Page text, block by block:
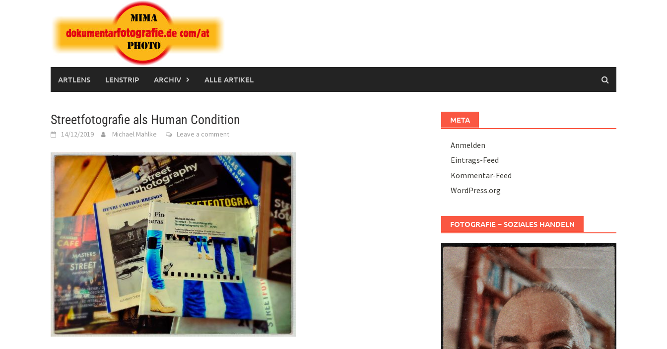
ARTLENS LENSTRIP ARCHIV ALLE ARTIKEL
Streetfotografie als Human Condition
14/12/2019 Michael Mahlke Leave a comment
META
Anmelden
Eintrags-Feed
Kommentar-Feed
WordPress.org
FOTOGRAFIE – SOZIALES HANDELN